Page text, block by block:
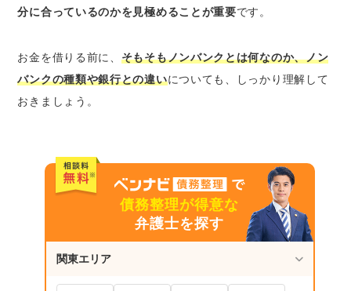
資をおこなう会社
専門にしている会社
ノンバンクと銀行の融資の違い｜適用される法
律などが異なる
2.金利｜ノンバンクのほうが高金利に設定さ
れている
3.融資スピード｜ノンバンクのほうが早い傾
ンクを利用できないことが多い
分に合っているのかを見極めることが重要です。
お金を借りる前に、 そもそもノンバンクとは何なのか、ノン
バンクの種類や銀行との違いについても、しっかり理解して
おきましょう。
債務整理が得意な
弁護士を探す
関東エリア